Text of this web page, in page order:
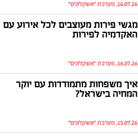
16.07.26, מערכת "אשקלונים"
מגשי פירות מעוצבים לכל אירוע עם
האקדמיה לפירות
16.07.26, מערכת "אשקלונים"
איך משפחות מתמודדות עם יוקר
המחיה בישראל?
15.07.26, מערכת "אשקלונים"